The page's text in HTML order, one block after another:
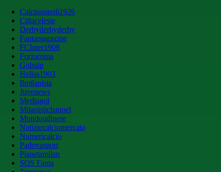
Calcionapoli1926
Cittaceleste
Derbyderbyderby
Fantamagazine
FCInter1908
Forzaroma
Golssip
Hellas1903
Ilmilanista
Juvenews
Mediagol
Milanistichannel
Mondoudinese
Notiziecalciomercato
Numericalcio
Padovasport
Pianetamilan
SOS Fanta